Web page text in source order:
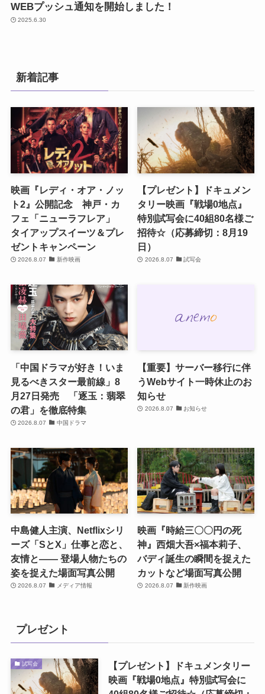
WEBプッシュ通知を開始しました！
2025.6.30
新着記事
映画『レディ・オア・ノッ
ト2』公開記念 神戸・カ
フェ「ニューラフレア」
タイアップスイーツ＆プレ
ゼントキャンペーン
2026.8.07 新作映画
【プレゼント】ドキュメン
タリー映画『戦場0地点』
特別試写会に40組80名様ご
招待☆（応募締切：8月19
日）
2026.8.07 試写会
「中国ドラマが好き！いま
見るべきスター最前線」8
月27日発売 「逐玉：翡翠
の君」を徹底特集
2026.8.07 中国ドラマ
【重要】サーバー移行に伴
うWebサイト一時休止のお
知らせ
2026.8.07 お知らせ
中島健人主演、Netflixシリ
ーズ「SとX」仕事と恋と、
友情と―― 登場人物たちの
姿を捉えた場面写真公開
2026.8.07 メディア情報
映画『時給三〇〇円の死
神』西畑大吾×福本莉子、
バディ誕生の瞬間を捉えた
カットなど場面写真公開
2026.8.07 新作映画
プレゼント
試写会
【プレゼント】ドキュメンタリー
映画『戦場0地点』特別試写会に